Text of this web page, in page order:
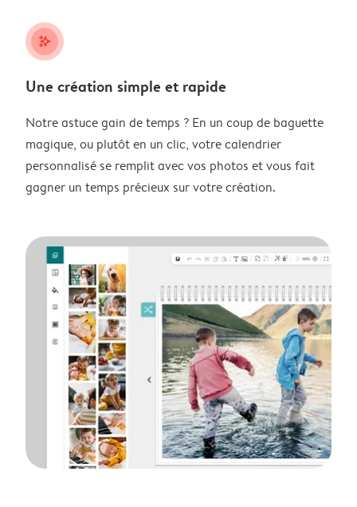
stars_plus
Une création simple et rapide
Notre astuce gain de temps ? En un coup de baguette
magique, ou plutôt en un clic, votre calendrier
personnalisé se remplit avec vos photos et vous fait
gagner un temps précieux sur votre création.